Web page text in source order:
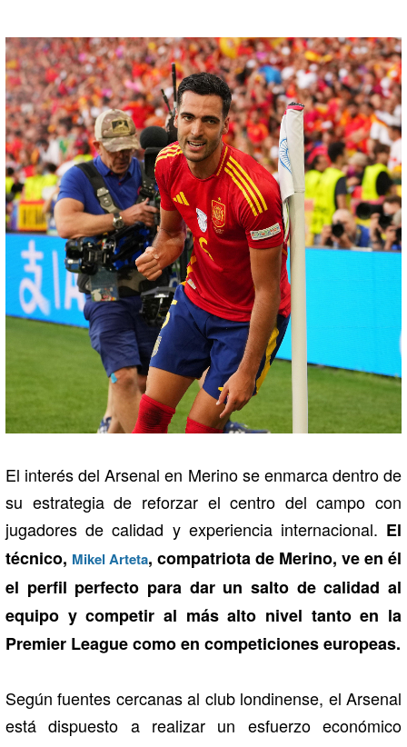
El interés del Arsenal en Merino se enmarca dentro de
su estrategia de reforzar el centro del campo con
jugadores de calidad y experiencia internacional. El
técnico, Mikel Arteta, compatriota de Merino, ve en él
el perfil perfecto para dar un salto de calidad al
equipo y competir al más alto nivel tanto en la
Premier League como en competiciones europeas.
Según fuentes cercanas al club londinense, el Arsenal
está dispuesto a realizar un esfuerzo económico